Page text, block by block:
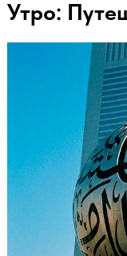
Утро: